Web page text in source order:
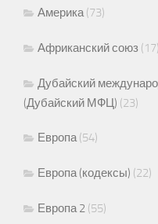
Америка(73)
Африканский союз (17)
Дубайский
(Дубайский МФЦ) (23)
Европа(54)
Европа (кодексы) (22)
Европа 2 (55)